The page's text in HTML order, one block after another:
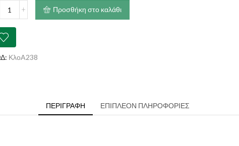
Προσθήκη στο καλάθι
ΚλοA238
ΠΕΡΙΓΡΑΦΉ ΕΠΙΠΛΈΟΝ ΠΛΗΡΟΦΟΡΊΕΣ